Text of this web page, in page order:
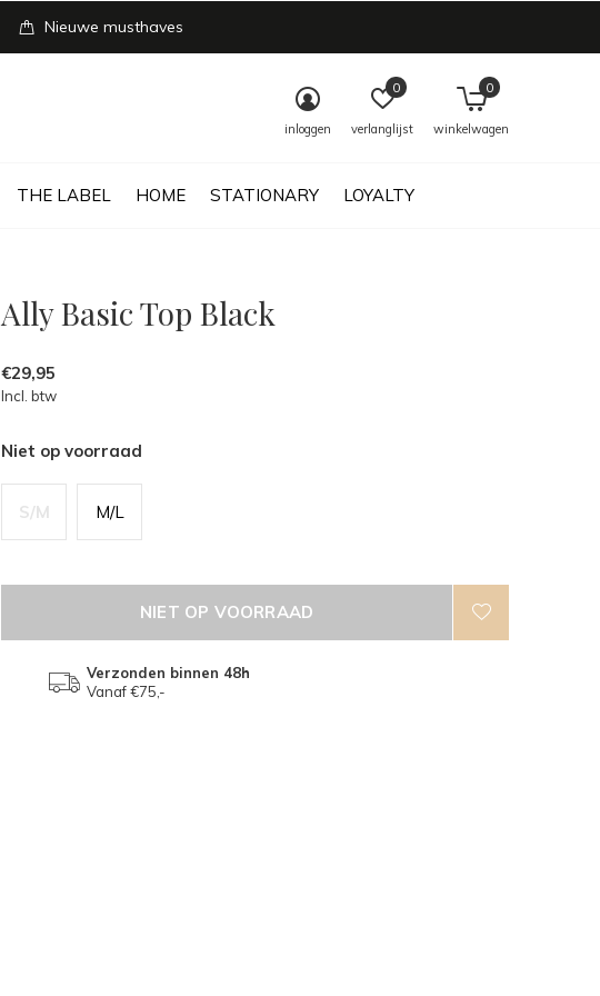
THE LABEL HOME STATIONARY LOYALTY
inloggen verlanglijst
0
winkelwagen
0
Nieuwe musthaves
Ally Basic Top Black
€29,95
Incl. btw
Niet op voorraad
S/M M/L
NIET OP VOORRAAD
Verzonden binnen 48h
Vanaf €75,-